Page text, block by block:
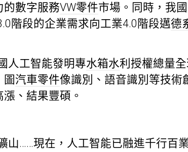
的數字服務VW零件市場。同時，我
階段的企業需求向工業4.0階段邁德
人工智能發明專水箱水利授權總量
圖汽車零件像識別、語音識別等技術
、結果豐碩。
山……現在，人工智能已融進千行百